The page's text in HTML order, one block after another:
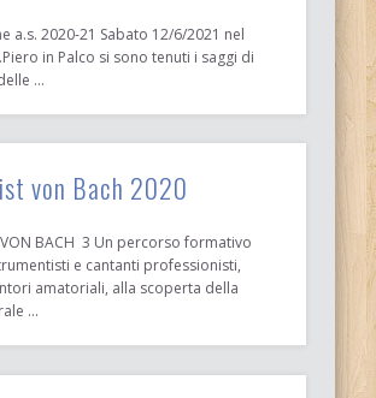
a.s. 2020-21 Sabato 12/6/2021 nel
in Palco si sono tenuti i saggi di
…
von Bach 2020
VON BACH 3 Un percorso formativo
e cantanti professionisti,
amatoriali, alla scoperta della
…